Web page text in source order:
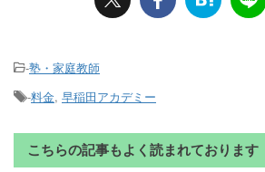
-塾・家庭教師
-料金, 早稲田アカデミー
こちらの記事もよく読まれております